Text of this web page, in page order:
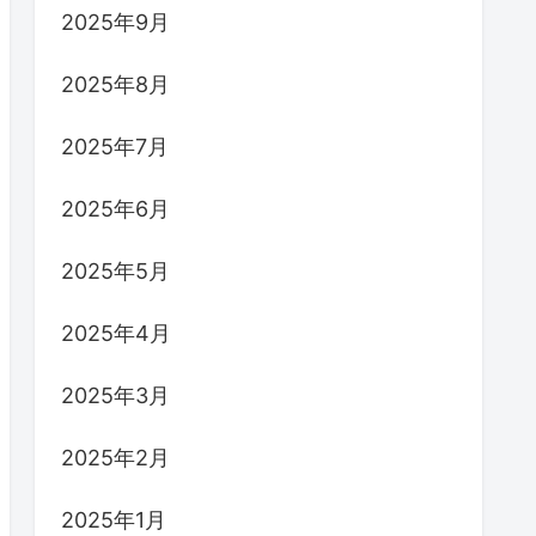
2025年9月
2025年8月
2025年7月
2025年6月
2025年5月
2025年4月
2025年3月
2025年2月
2025年1月